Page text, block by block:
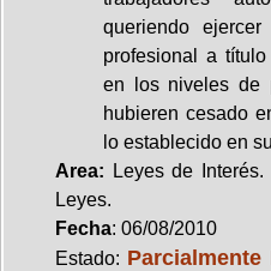
queriendo
profesional a
en los niveles de
hubieren cesado
lo establecido en
Area: Leyes de
Leyes.
Fecha: 06/08/2010
Estado: Parcialmente